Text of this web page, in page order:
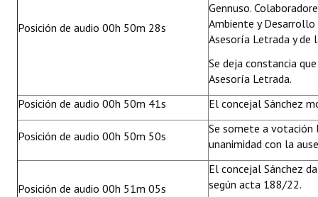
Posición de audio 00h 50m 28s
Gennuso.
Ambiente y Desarrollo
Asesoría Letrada y de
Se deja constancia
Asesoría Letrada.
Posición de audio 00h 50m 41s
El concejal Sánchez
Posición de audio 00h 50m 50s
Se somete a votación
unanimidad con la
Posición de audio 00h 51m 05s
El concejal Sánchez
según acta 188/22.